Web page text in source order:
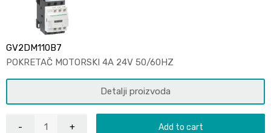
GV2DM110B7
POKRETAČ MOTORSKI 4A 24V 50/60HZ
Detalji proizvoda
Add to cart